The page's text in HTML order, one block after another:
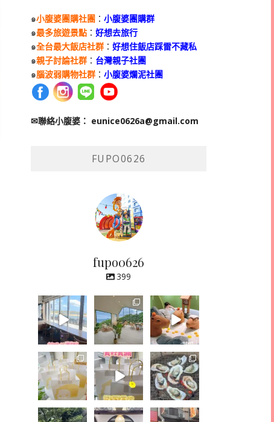
๑小腹婆團購社團 ：小腹婆團購群
๑最多旅遊景點 ：好想去旅行
๑全台最大飯店社群 ：好想住飯店踩雷不藏私
๑親子討論社群 ： 台灣親子社團
๑腦波弱購物社群 ：小腹婆爛泥社團
✉聯絡小腹婆： eunice0626a@gmail.com
FUPO0626
fupo0626
399